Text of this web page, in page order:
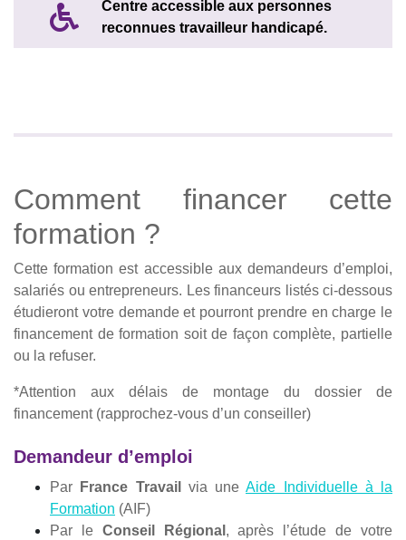
Centre accessible aux personnes
reconnues travailleur handicapé.
Comment financer cette
formation ?
Cette formation est accessible aux demandeurs d’emploi,
salariés ou entrepreneurs. Les financeurs listés ci-dessous
étudieront votre demande et pourront prendre en charge le
financement de formation soit de façon complète, partielle
ou la refuser.
*Attention aux délais de montage du dossier de
financement (rapprochez-vous d’un conseiller)
Demandeur d’emploi
Par France Travail via uneAide Individuelle à la
Formation (AIF)
Par le Conseil Régional , après l’étude de votre